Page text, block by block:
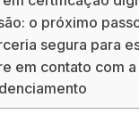
o próximo
segura para
em contato com